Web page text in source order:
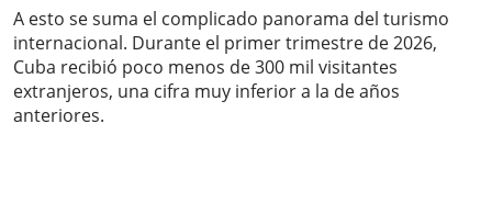
A esto se suma el complicado panorama del turismo
internacional. Durante el primer trimestre de 2026,
Cuba recibió poco menos de 300 mil visitantes
extranjeros, una cifra muy inferior a la de años
anteriores.